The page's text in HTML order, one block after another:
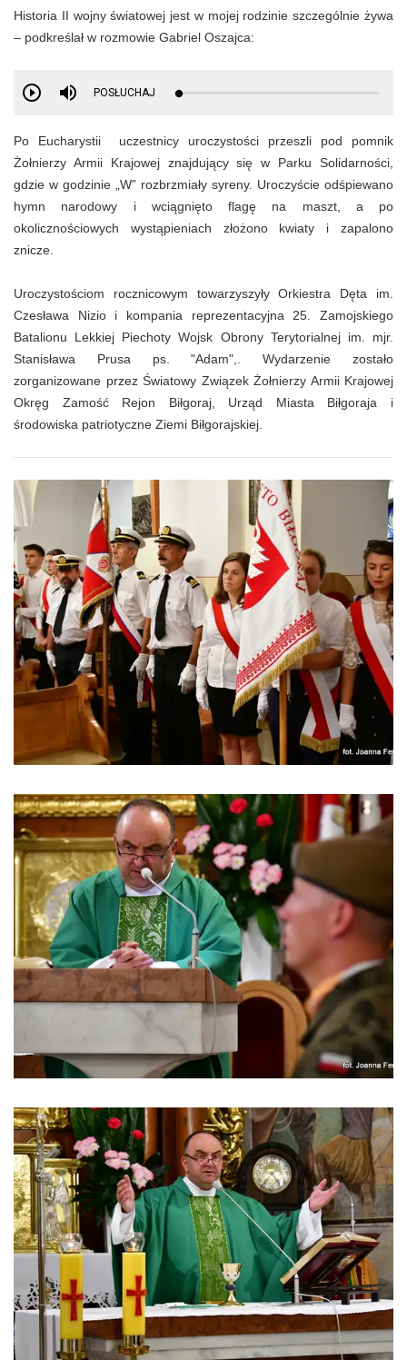
Historia II wojny światowej jest w mojej rodzinie szczególnie żywa
– podkreślał w rozmowie Gabriel Oszajca:
POSŁUCHAJ
Po Eucharystii uczestnicy uroczystości przeszli pod pomnik
Żołnierzy Armii Krajowej znajdujący się w Parku Solidarności,
gdzie w godzinie „W” rozbrzmiały syreny. Uroczyście odśpiewano
hymn narodowy i wciągnięto flagę na maszt, a po
okolicznościowych wystąpieniach złożono kwiaty i zapalono
znicze.
Uroczystościom rocznicowym towarzyszyły Orkiestra Dęta im.
Czesława Nizio i kompania reprezentacyjna 25. Zamojskiego
Batalionu Lekkiej Piechoty Wojsk Obrony Terytorialnej im. mjr.
Stanisława Prusa ps. "Adam",. Wydarzenie zostało
zorganizowane przez Światowy Związek Żołnierzy Armii Krajowej
Okręg Zamość Rejon Biłgoraj, Urząd Miasta Biłgoraja i
środowiska patriotyczne Ziemi Biłgorajskiej.